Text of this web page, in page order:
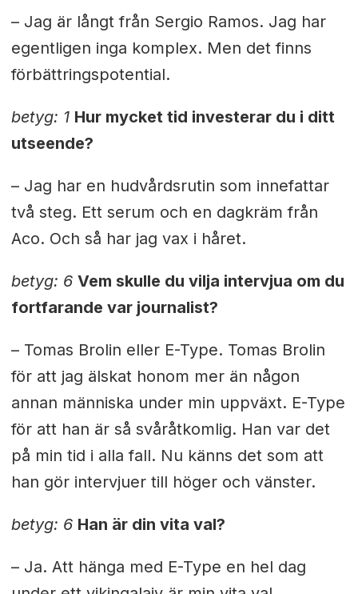
– Jag är långt från Sergio Ramos. Jag har
egentligen inga komplex. Men det finns
förbättringspotential.
betyg: 1 Hur mycket tid investerar du i ditt
utseende?
– Jag har en hudvårdsrutin som innefattar
två steg. Ett serum och en dagkräm från
Aco. Och så har jag vax i håret.
betyg: 6 Vem skulle du vilja intervjua om du
fortfarande var journalist?
– Tomas Brolin eller E-Type. Tomas Brolin
för att jag älskat honom mer än någon
annan människa under min uppväxt. E-Type
för att han är så svåråtkomlig. Han var det
på min tid i alla fall. Nu känns det som att
han gör intervjuer till höger och vänster.
betyg: 6 Han är din vita val?
– Ja. Att hänga med E-Type en hel dag